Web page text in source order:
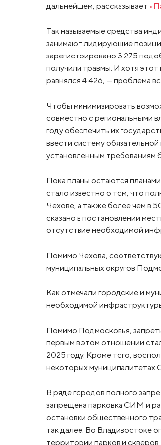
дальнейшем, рассказывает
Так называемые средства
занимают лидирующие
зарегистрировано 3 275
получили травмы. И хотя
равнялся 4 426, — проблема
Чтобы минимизировать
совместно с региональными
году обеспечить их
ввести систему
установленным требованиям
Пока планы остаются
стало известно о том, что
Чехове, а также более чем в
сказано в постановлении
отсутствие необходимой
Помимо Чехова,
муниципальных округов
Как отмечали городские и
необходимой
Помимо Подмосковья,
первым в этом отношении
2025 году. Кроме того,
некоторых муниципалитетах
В ряде городов полного
запрещена парковка СИМ и
остановки общественного
так далее. Во Владивостоке
территории парков и